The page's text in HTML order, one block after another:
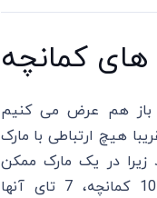
باز هم عرض می کنیم
هیچ ارتباطی با مارک
زیرا در یک مارک ممکن
است از بین 10 کمانچه، 7 تای آنها